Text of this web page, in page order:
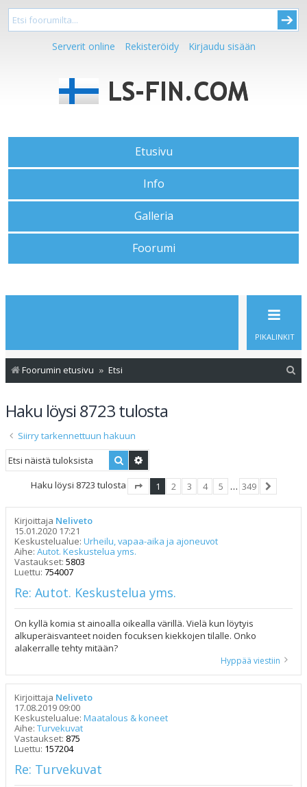
Serverit online Rekisteröidy Kirjaudu sisään
Etusivu
Info
Galleria
Foorumi
PIKALINKIT
Foorumin etusivu Etsi
Haku löysi 8723 tulosta
Siirry tarkennettuun hakuun
Etsi
Haku löysi 8723 tulosta
1 2 3 4 5 … 349
Kirjoittaja Neliveto
15.01.2020 17:21
Keskustelualue: Urheilu, vapaa-aika ja ajoneuvot
Aihe: Autot. Keskustelua yms.
Vastaukset: 5803
Luettu: 754007
Re: Autot. Keskustelua yms.
On kyllä komia st ainoalla oikealla värillä. Vielä kun löytyis
alkuperäisvanteet noiden focuksen kiekkojen tilalle. Onko
alakerralle tehty mitään?
Hyppää viestiin
Kirjoittaja Neliveto
17.08.2019 09:00
Keskustelualue: Maatalous & koneet
Aihe: Turvekuvat
Vastaukset: 875
Luettu: 157204
Re: Turvekuvat